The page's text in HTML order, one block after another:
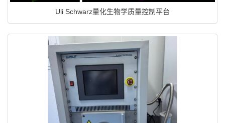
Uli Schwarz量化生物学质量控制平台